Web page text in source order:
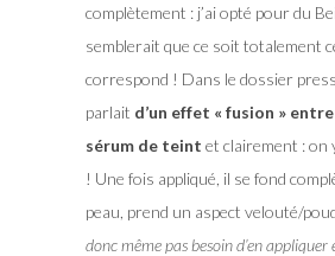
complètement : j’ai opté pour du
semblerait que ce soit totalement
correspond ! Dans le dossier
parlait d’un effet « fusion »
sérum de teint et clairement : on
! Une fois appliqué, il se fond
peau, prend un aspect velouté/
donc même pas besoin d’en appliquer